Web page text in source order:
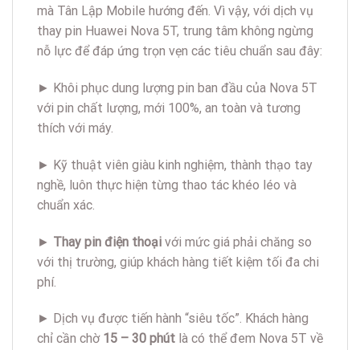
mà Tân Lập Mobile hướng đến. Vì vậy, với dịch vụ
thay pin Huawei Nova 5T, trung tâm không ngừng
nỗ lực để đáp ứng trọn vẹn các tiêu chuẩn sau đây:
► Khôi phục dung lượng pin ban đầu của Nova 5T
với pin chất lượng, mới 100%, an toàn và tương
thích với máy.
► Kỹ thuật viên giàu kinh nghiệm, thành thạo tay
nghề, luôn thực hiện từng thao tác khéo léo và
chuẩn xác.
► Thay pin điện thoại với mức giá phải chăng so
với thị trường, giúp khách hàng tiết kiệm tối đa chi
phí.
► Dịch vụ được tiến hành “siêu tốc”. Khách hàng
chỉ cần chờ 15 – 30 phút là có thể đem Nova 5T về